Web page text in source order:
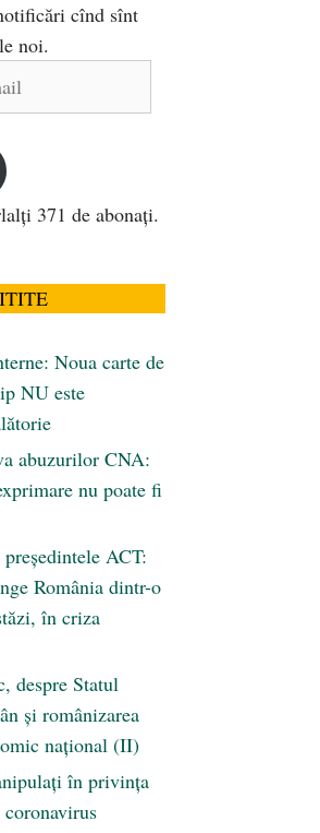
cînd sînt
noi.
371 de abonați.
Noua carte de
NU este
abuzurilor CNA:
nu poate fi
ACT:
România dintr-o
în criza
despre Statul
şi românizarea
naţional (II)
în privința
coronavirus